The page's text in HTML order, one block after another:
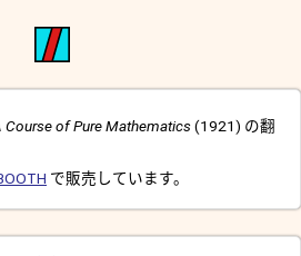
Course of Pure Mathematics(1921) の翻
で販売しています。